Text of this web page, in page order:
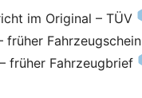
im Original – TÜV
früher Fahrzeugschein
früher Fahrzeugbrief